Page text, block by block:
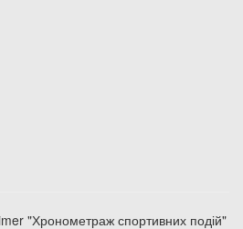
"Хронометраж спортивних подій"